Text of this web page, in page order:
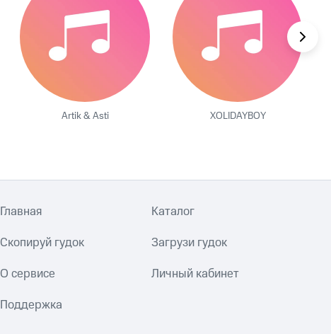
Artik & Asti XOLIDAYBOY
Главная Каталог
Скопируй гудок Загрузи гудок
О сервисе Личный кабинет
Поддержка